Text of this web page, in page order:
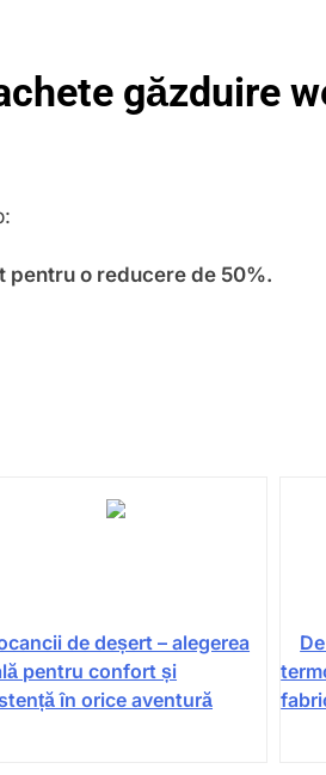
găzduire
pentru o reducere de 50%.
de deșert – alegerea
pentru confort și
în orice aventură